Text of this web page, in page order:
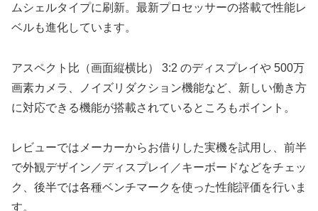
ムシェルタイプに刷新。最新プロセッサーの搭載で性能レ
ベルも進化しています。
アスペクト比（画面縦横比） 3:2 のディスプレイや 500万
画素カメラ、ノイズリダクション機能など、新しい働き方
に対応できる機能が搭載されているところもポイント。
レビューではメーカーからお借りした実機を試用し、前半
で外観デザイン／ディスプレイ／キーボードなどをチェッ
ク、後半では各種ベンチマークを使った性能評価を行いま
す。